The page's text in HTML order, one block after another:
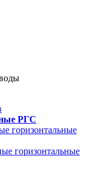
РГС
горизонтальные
горизонтальные